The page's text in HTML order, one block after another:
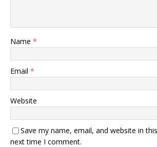
Name *
Email *
Website
Save my name, email, and website in
next time I comment.